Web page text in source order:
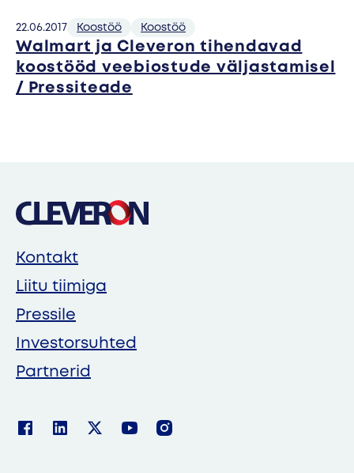
Walmart ja Cleveron tihendavad
koostööd veebiostude väljastamisel
/ Pressiteade
22.06.2017 Koostöö Koostöö
Kontakt
Liitu tiimiga
Pressile
Investorsuhted
Partnerid